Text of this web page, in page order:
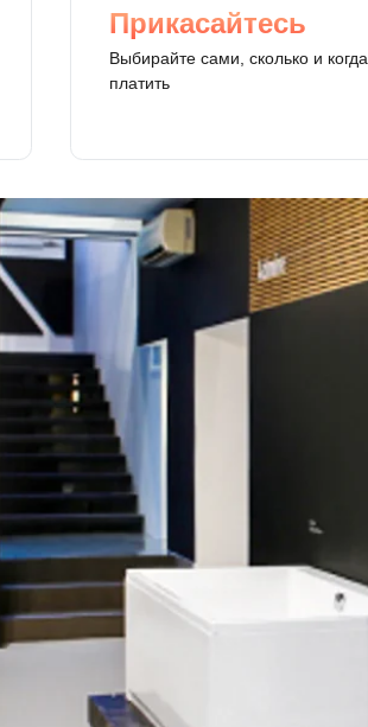
Прикасайтесь
Выбирайте сами, сколько и когда
платить